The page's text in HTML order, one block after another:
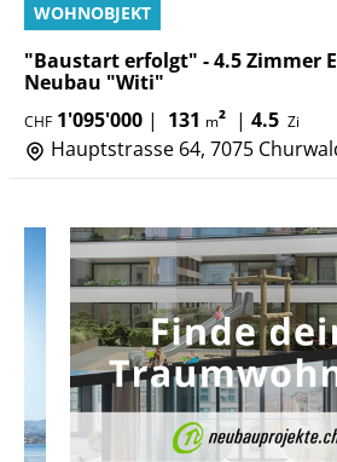
WOHNOBJEKT
"Baustart erfolgt" - 4.5 Zimmer
Neubau "Witi"
CHF 1'095'000 | 131 m² | 4.5 Zi
Hauptstrasse 64, 7075